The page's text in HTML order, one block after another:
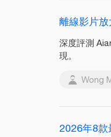
離線影片
深度評測
現。
Wong
2026年8款